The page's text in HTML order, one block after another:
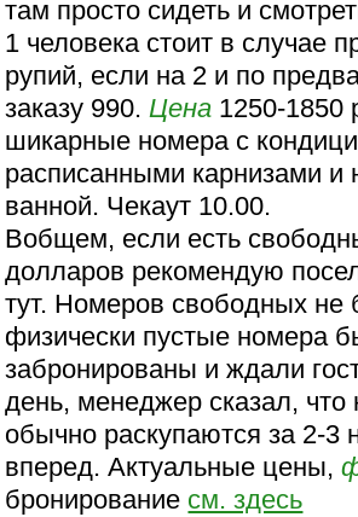
там просто сидеть и
1 человека стоит в случае
рупий, если на 2 и по
заказу 990.Цена 1250-1850
шикарные номера с
расписанными карнизами и
ванной. Чекаут 10.00.
Вобщем, если есть
долларов рекомендую
тут. Номеров свободных не
физически пустые номера
забронированы и ждали
день, менеджер сказал, что
обычно раскупаются за 2-3
вперед. Актуальные цены,
бронирование см. здесь